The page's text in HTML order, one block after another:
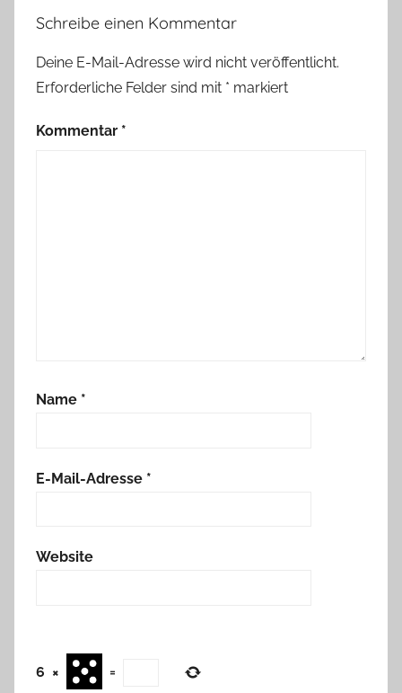
Schreibe einen Kommentar
Deine E-Mail-Adresse wird nicht veröffentlicht.
Erforderliche Felder sind mit * markiert
Kommentar *
Name *
E-Mail-Adresse *
Website
6 × =